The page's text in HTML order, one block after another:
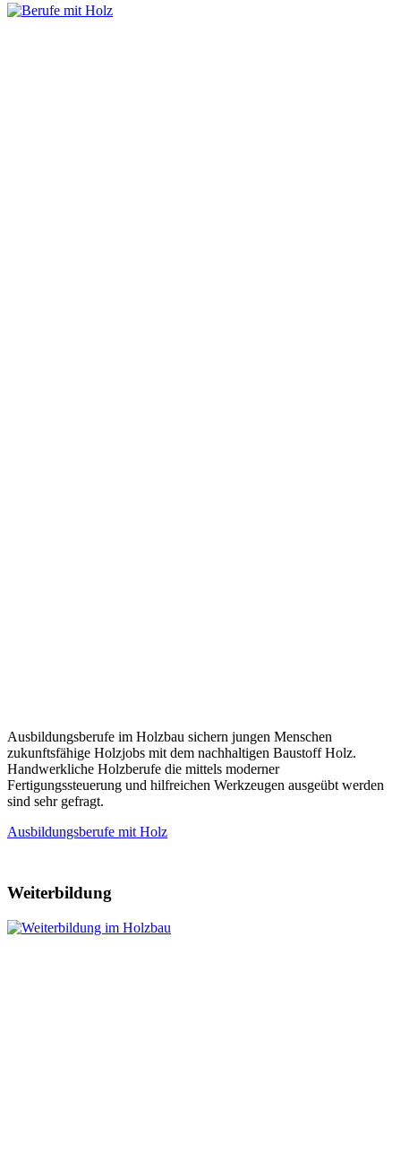
Ausbildungsberufe im Holzbau sichern jungen Menschen
zukunftsfähige Holzjobs mit dem nachhaltigen Baustoff Holz.
Handwerkliche Holzberufe die mittels moderner
Fertigungssteuerung und hilfreichen Werkzeugen ausgeübt werden
sind sehr gefragt.
Ausbildungsberufe mit Holz
Weiterbildung